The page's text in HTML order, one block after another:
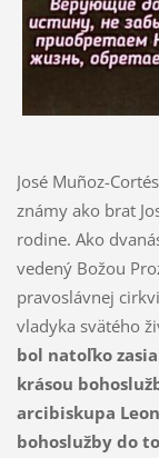
José Muñoz-
známy ako brat
rodine. Ako
vedený Božou
pravoslávnej
vladyka svätého
bol natoľko
krásou
arcibiskupa
bohoslužby do